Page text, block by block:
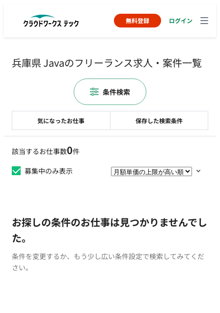
無料登録 ログイン
兵庫県 Javaのフリーランス求人・案件一覧
該当するお仕事数0件
募集中のみ表示
お探しの条件のお仕事は見つかりませんでし
た。
条件を変更するか、もう少し広い条件設定で検索してみてくだ
さい。
気になったお仕事 保存した検索条件
条件検索